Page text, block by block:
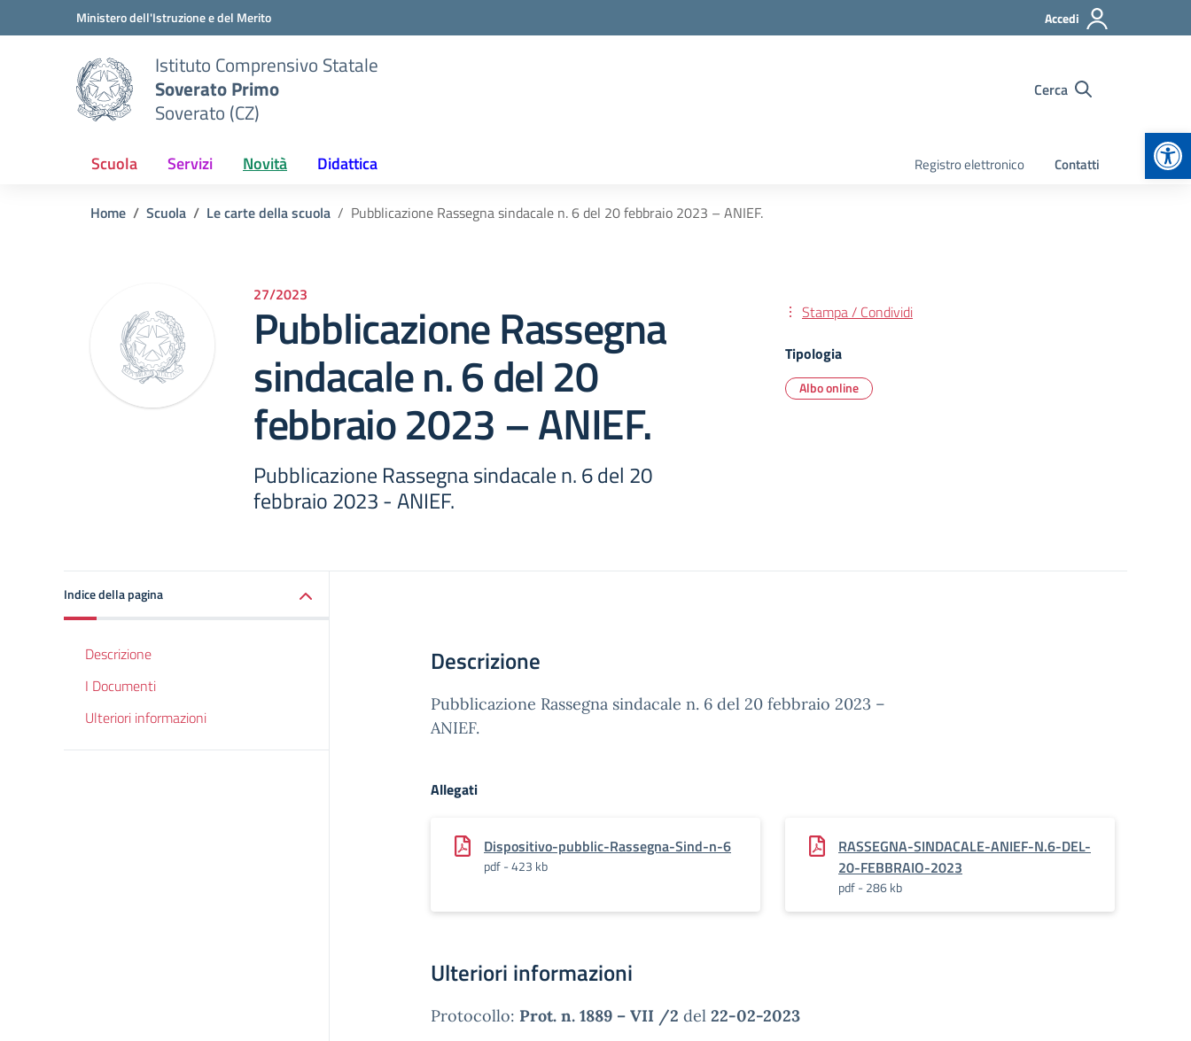
Vai ai contenuti
Vai al menu di navigazioneMinistero dell'Istruzione e del Merito Accedi
Istituto Comprensivo Statale
Soverato Primo
Soverato (CZ)
Cerca
Scuola Servizi Novità Didattica Registro elettronico Contatti
Home Scuola Le carte della scuola Pubblicazione Rassegna sindacale n. 6 del 20 febbraio 2023 – ANIEF.
27/2023
Pubblicazione Rassegna
sindacale n. 6 del 20
febbraio 2023 – ANIEF.
Pubblicazione Rassegna sindacale n. 6 del 20
febbraio 2023 - ANIEF.
Stampa / Condividi
Tipologia
Albo online
Indice della pagina
Descrizione
I Documenti
Ulteriori informazioni
Descrizione
Pubblicazione Rassegna sindacale n. 6 del 20 febbraio 2023 –
ANIEF.
Allegati
Dispositivo-pubblic-Rassegna-Sind-n-6
pdf - 423 kb
RASSEGNA-SINDACALE-ANIEF-N.6-DEL-
20-FEBBRAIO-2023
pdf - 286 kb
Ulteriori informazioni
Protocollo: Prot. n. 1889 – VII /2 del 22-02-2023